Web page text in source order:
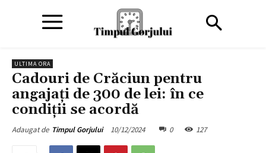
ULTIMA ORA
Cadouri de Crăciun pentru
angajați de 300 de lei: în ce
condiții se acordă
Adaugat de Timpul Gorjului 10/12/2024 0 127